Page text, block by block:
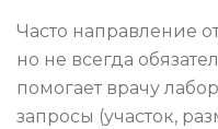
Часто направление
но не всегда
помогает врачу
запросы (участок,